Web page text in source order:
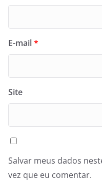
E-mail*
Site
Salvar meus dados
vez que eu comentar.